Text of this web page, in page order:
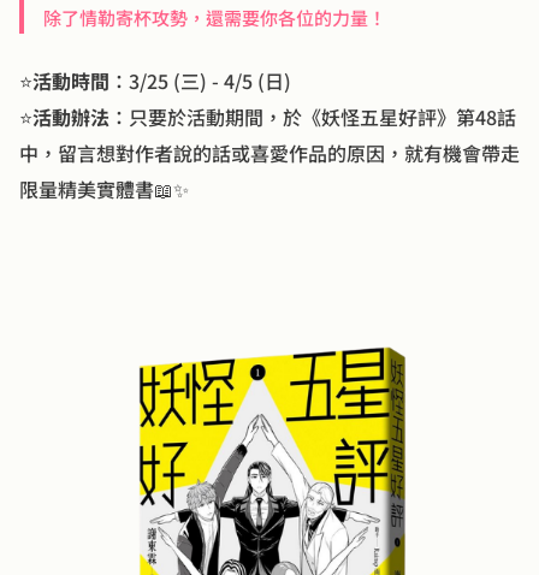
除了情勒寄杯攻勢，還需要你各位的力量！
⭐活動時間 ：3/25 (三) - 4/5 (日)
⭐活動辦法 ：只要於活動期間，於《妖怪五星好評》第48話
中，留言想對作者說的話或喜愛作品的原因，就有機會帶走